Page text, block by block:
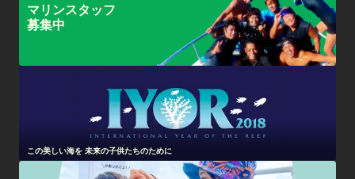
マリンスタッフ
募集中
この美しい海を 未来の子供たちのために